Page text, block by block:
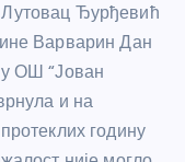
Ђурђевић
Варварин Дан
ОШ “Јован
и на
годину